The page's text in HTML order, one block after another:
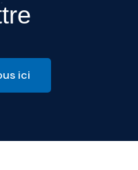
ici